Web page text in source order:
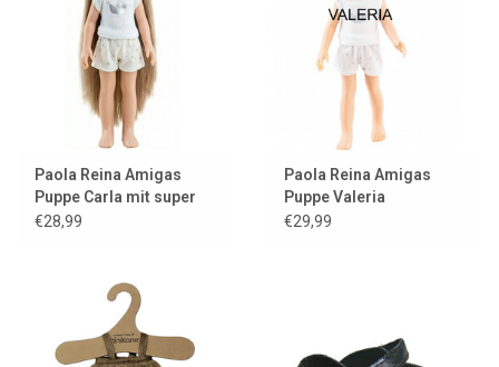
Paola Reina Amigas
Puppe Carla mit super
langem Haar
€28,99
Paola Reina Amigas
Puppe Valeria
€29,99